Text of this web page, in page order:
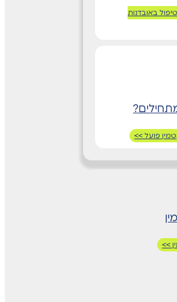
באובדנות
פועל >>
>>